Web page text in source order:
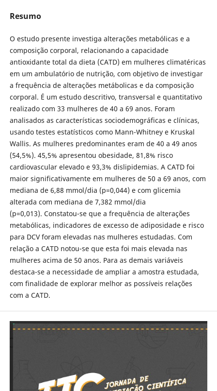
Resumo
O estudo presente investiga alterações metabólicas e a
composição corporal, relacionando a capacidade
antioxidante total da dieta (CATD) em mulheres climatéricas
em um ambulatório de nutrição, com objetivo de investigar
a frequência de alterações metábolicas e da composição
corporal. É um estudo descritivo, transversal e quantitativo
realizado com 33 mulheres de 40 a 69 anos. Foram
analisados as características sociodemográficas e clínicas,
usando testes estatísticos como Mann-Whitney e Kruskal
Wallis. As mulheres predominantes eram de 40 a 49 anos
(54,5%). 45,5% apresentou obesidade, 81,8% risco
cardiovascular elevado e 93,3% dislipidemias. A CATD foi
maior significativamente em mulheres de 50 a 69 anos, com
mediana de 6,88 mmol/dia (p=0,044) e com glicemia
alterada com mediana de 7,382 mmol/dia
(p=0,013). Constatou-se que a frequência de alterações
metabólicas, indicadores de excesso de adiposidade e risco
para DCV foram elevadas nas mulheres estudadas. Com
relação a CATD notou-se que esta foi mais elevada nas
mulheres acima de 50 anos. Para as demais variáveis
destaca-se a necessidade de ampliar a amostra estudada,
com finalidade de explorar melhor as possíveis relações
com a CATD.